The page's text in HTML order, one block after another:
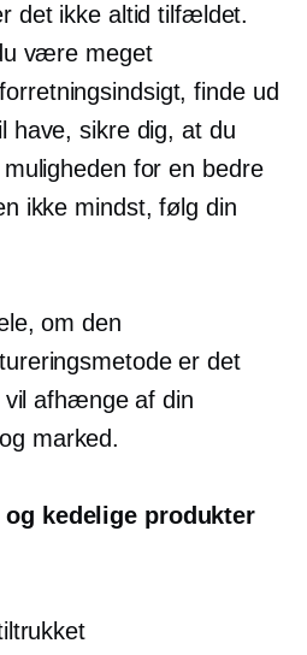
det ikke altid tilfældet.
være meget
finde ud
have, sikre dig, at du
for en bedre
ikke mindst, følg din
om den
er det
afhænge af din
marked.
kedelige produkter